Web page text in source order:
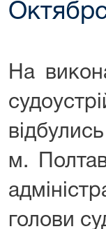
На
м.
голови